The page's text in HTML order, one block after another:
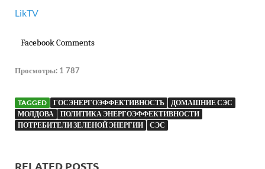
LikTV
Facebook Comments
Просмотры: 1 787
TAGGED ГОСЭНЕРГОЭФФЕКТИВНОСТЬ
ДОМАШНИЕ СЭС
МОЛДОВА
ПОЛИТИКА ЭНЕРГОЭФФЕКТИВНОСТИ
ПОТРЕБИТЕЛИ ЗЕЛЕНОЙ ЭНЕРГИИ
СЭС
RELATED POSTS